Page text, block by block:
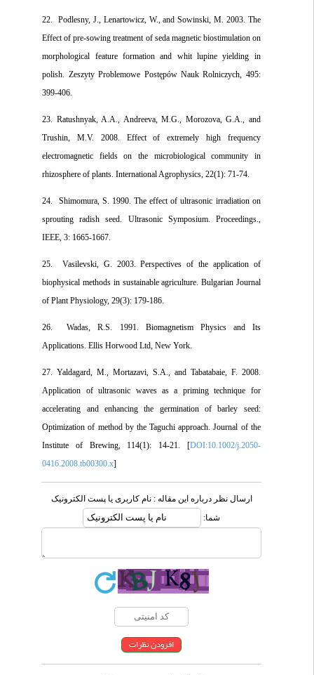
22. Podlesny, J., Lenartowicz, W., and Sowinski, M. 2003. The
Effect of pre-sowing treatment of seda magnetic biostimulation on
morphological feature formation and whit lupine yielding in
polish. Zeszyty Problemowe Postępów Nauk Rolniczych, 495:
399-406.
23. Ratushnyak, A.A., Andreeva, M.G., Morozova, G.A., and
Trushin, M.V. 2008. Effect of extremely high frequency
electromagnetic fields on the microbiological community in
rhizosphere of plants. International Agrophysics, 22(1): 71-74.
24. Shimomura, S. 1990. The effect of ultrasonic irradiation on
sprouting radish seed. Ultrasonic Symposium. Proceedings.,
IEEE, 3: 1665-1667.
25. Vasilevski, G. 2003. Perspectives of the application of
biophysical methods in sustainable agriculture. Bulgarian Journal
of Plant Physiology, 29(3): 179-186.
26. Wadas, R.S. 1991. Biomagnetism Physics and Its
Applications. Ellis Horwood Ltd, New York.
27. Yaldagard, M., Mortazavi, S.A., and Tabatabaie, F. 2008.
Application of ultrasonic waves as a priming technique for
accelerating and enhancing the germination of barley seed:
Optimization of method by the Taguchi approach. Journal of the
Institute of Brewing, 114(1): 14-21. [DOI:10.1002/j.2050-
0416.2008.tb00300.x
ارسال نظر درباره این مقاله : نام کاربری یا پست الکترونیک
شما: